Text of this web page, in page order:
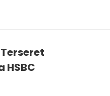
HSBC